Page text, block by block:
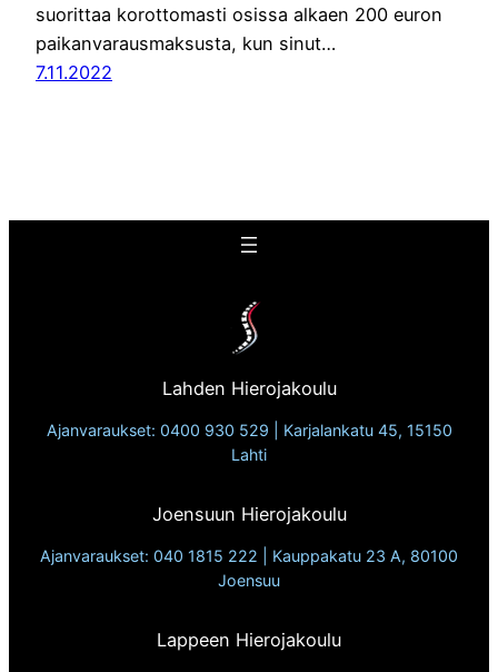
suorittaa korottomasti osissa alkaen 200 euron
paikanvarausmaksusta, kun sinut…
7.11.2022
Lahden Hierojakoulu
Ajanvaraukset: 0400 930 529 | Karjalankatu 45, 15150
Lahti
Joensuun Hierojakoulu
Ajanvaraukset: 040 1815 222 | Kauppakatu 23 A, 80100
Joensuu
Lappeen Hierojakoulu